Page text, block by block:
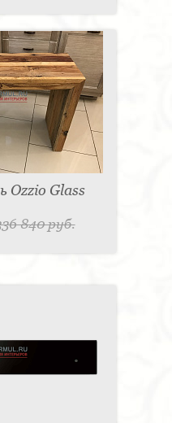
Ozzio Glass
840 руб.